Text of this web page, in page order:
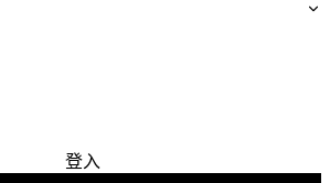
登入